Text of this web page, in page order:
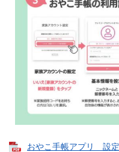
おやこ手帳アプリ 設定